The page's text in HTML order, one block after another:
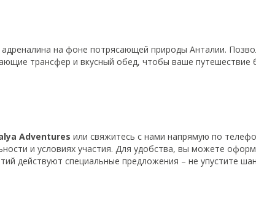
на фоне потрясающей природы Анталии.
трансфер и вкусный обед, чтобы ваше
Adventures или свяжитесь с нами напрямую по
и условиях участия. Для удобства, вы можете
действуют специальные предложения – не упустите